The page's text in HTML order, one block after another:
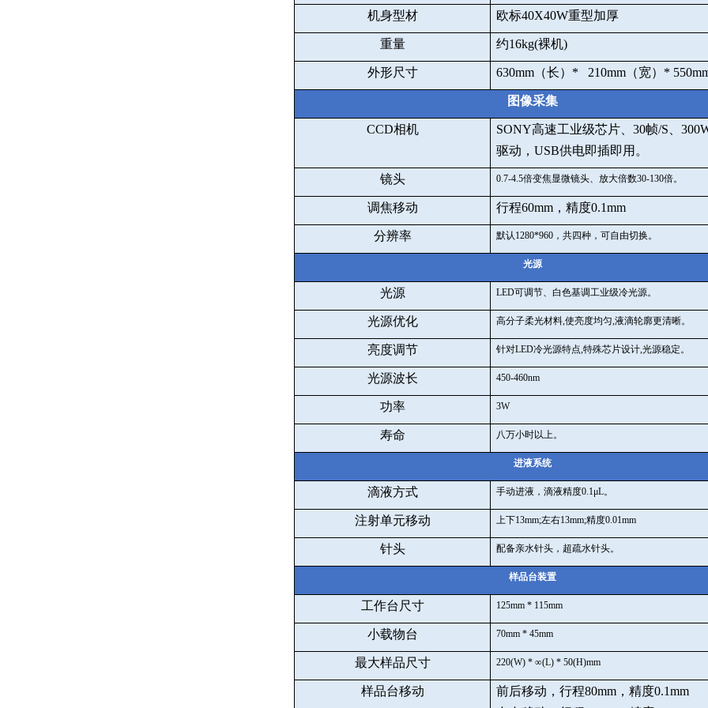
机身型材 欧标40X40W重型加厚
重量 约16kg(裸机)
外形尺寸 630mm （长） * 210mm （宽） *
图像采集
CCD相机 SONY高速工业级芯片、 30帧/S
驱动， USB供电即插即用。
镜头 0.7-4.5倍变焦显微镜头、放大倍数30-130倍。
调焦移动 行程60mm ，精度0.1mm
分辨率 默认1280*960 ，共四种，可自由切换。
光源
光源 LED可调节、白色基调工业级冷光源。
光源优化 高分子柔光材料,使亮度均匀,液滴轮廓更清晰。
亮度调节 针对LED冷光源特点,特殊芯片设计,光源稳定。
光源波长 450-460nm
功率 3W
寿命 八万小时以上。
进液系统
滴液方式 手动进液，滴液精度0.1μL。
注射单元移动 上下13mm;左右13mm;精度0.01mm
针头 配备亲水针头，超疏水针头。
样品台装置
工作台尺寸 125mm * 115mm
小载物台 70mm * 45mm
最大样品尺寸 220(W) * ∞(L) * 50(H)mm
样品台移动 前后移动，行程80mm ，精度0.1mm